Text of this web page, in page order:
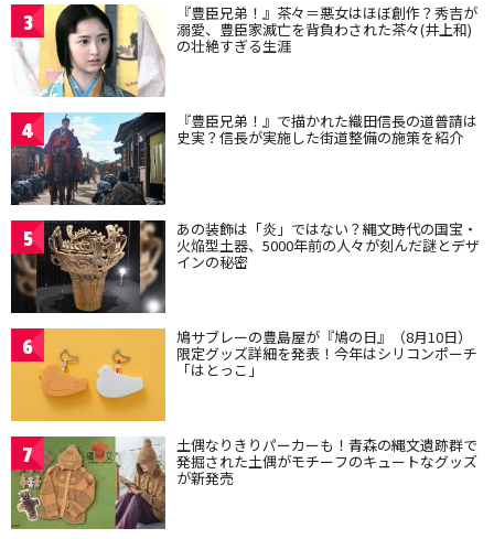
3 『豊臣兄弟！』茶々＝悪女はほぼ創作？秀吉が
溺愛、豊臣家滅亡を背負わされた茶々(井上和)
の壮絶すぎる生涯
4 『豊臣兄弟！』で描かれた織田信長の道普請は
史実？信長が実施した街道整備の施策を紹介
5 あの装飾は「炎」ではない？縄文時代の国宝・
火焔型土器、5000年前の人々が刻んだ謎とデザ
インの秘密
6 鳩サブレーの豊島屋が『鳩の日』（8月10日）
限定グッズ詳細を発表！今年はシリコンポーチ
「はとっこ」
7 土偶なりきりパーカーも！青森の縄文遺跡群で
発掘された土偶がモチーフのキュートなグッズ
が新発売